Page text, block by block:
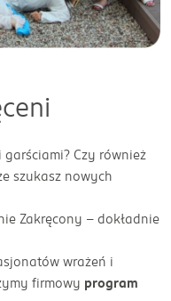
garściami? Czy również
szukasz nowych
Zakręcony – dokładnie
wrażeń i
firmowy program